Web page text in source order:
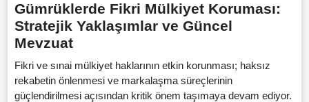
Gümrüklerde Fikri Mülkiyet Koruması:
Stratejik Yaklaşımlar ve Güncel
Mevzuat
Fikri ve sınai mülkiyet haklarının etkin korunması; haksız
rekabetin önlenmesi ve markalaşma süreçlerinin
güçlendirilmesi açısından kritik önem taşımaya devam ediyor.